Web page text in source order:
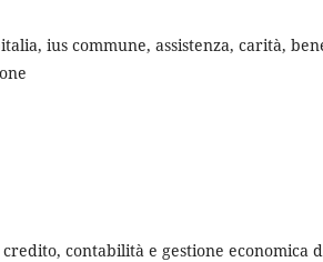
ius commune, assistenza, carità,
contabilità e gestione economica